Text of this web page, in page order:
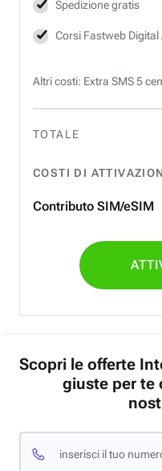
Spedizione gratis
Corsi Fastweb Digital
Altri costi: Extra SMS 5
TOTALE
COSTI DI
Contributo SIM/eSIM
Scopri le offerte
giuste per te
inserisci il tuo